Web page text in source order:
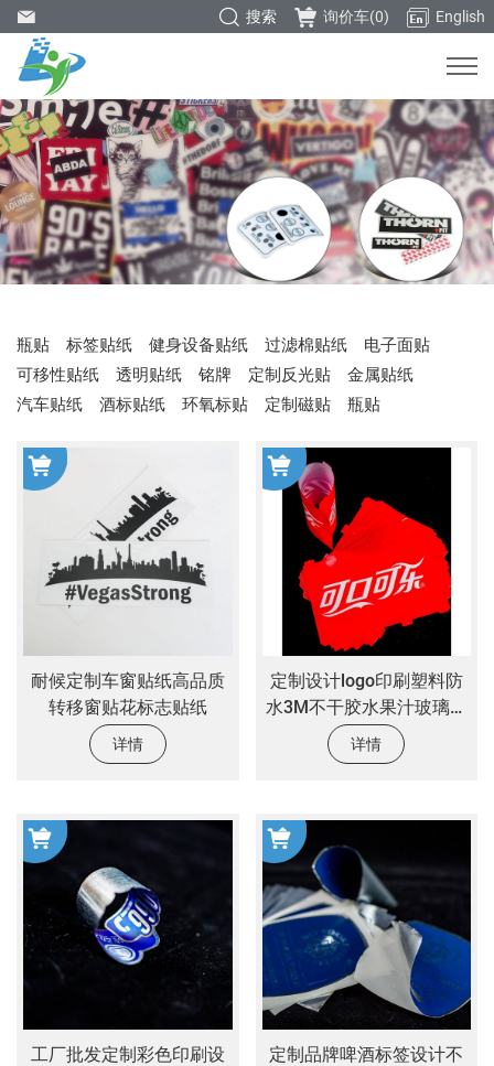
English
询价车(0)
搜索
瓶贴 标签贴纸 健身设备贴纸 过滤棉贴纸
电子面贴
可移性贴纸
透明贴纸 铭牌 定制反光贴
金属贴纸
汽车贴纸
酒标贴纸 环氧标贴 定制磁贴 瓶贴
耐候定制车窗贴纸高品质
转移窗贴花标志贴纸
详情
定制设计logo印刷塑料防
水3M不干胶水果汁玻璃瓶
饮料标签塑料瓶贴
详情
工厂批发定制彩色印刷设
定制品牌啤酒标签设计不